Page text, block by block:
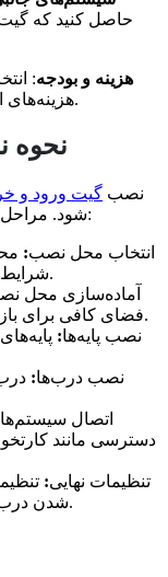
حاصل کنید که
هزینه و بودجه:
هزینه‌های اولیه و نگهداری باید در نظر گرفته شود.
نحوه
نصب گیت ورود و
شود. مراحل کلی نصب گیت ویلچر شامل موارد زیر است:
انتخاب محل نصب:
شرایط امنیتی و دسترسی به برق انتخاب شود.
آماده‌سازی محل
فضای کافی برای باز و بسته شدن درب‌ها وجود داشته باشد.
نصب پایه‌ها:
نصب درب‌ها:
اتصال
دسترسی مانند
تنظیمات نهایی:
شدن درب‌ها، سیستم هشدار و … باید انجام شود.